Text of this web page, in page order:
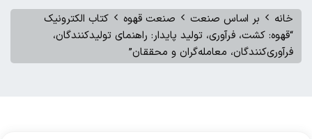
خانه بر اساس صنعت صنعت قهوه
کتاب الکترونیک
“قهوه: کشت، فرآوری، تولید پایدار: راهنمای تولیدکنندگان،
فرآوری‌کنندگان، معامله‌گران و محققان”